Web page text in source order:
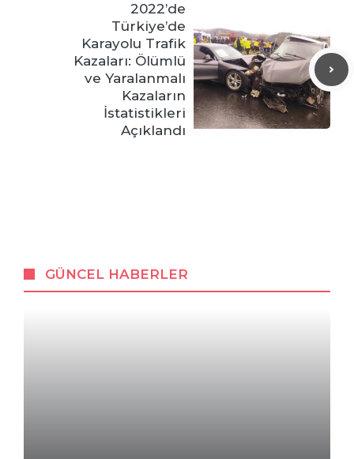
2022’de
Türkiye’de
Karayolu Trafik
Kazaları: Ölümlü
ve Yaralanmalı
Kazaların
İstatistikleri
Açıklandı
GÜNCEL HABERLER